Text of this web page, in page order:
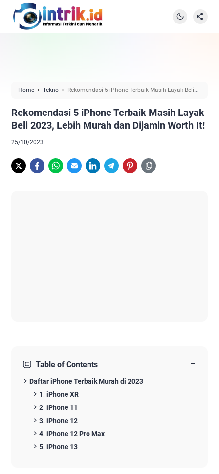
Home Tekno
Rekomendasi 5 iPhone Terbaik Masih Layak Beli
Rekomendasi 5 iPhone Terbaik Masih Layak
Beli 2023, Lebih Murah dan Dijamin Worth It!
25/10/2023
Table of Contents −
Daftar iPhone Terbaik Murah di 2023
1. iPhone XR
2. iPhone 11
3. iPhone 12
4. iPhone 12 Pro Max
5. iPhone 13